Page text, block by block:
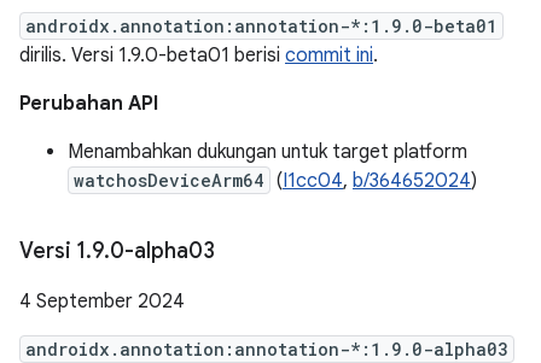
androidx.annotation:annotation-*:1.9.0-beta01
dirilis. Versi 1.9.0-beta01 berisi commit ini.
Perubahan API
Menambahkan dukungan untuk target platform
watchosDeviceArm64 (I1cc04, b/364652024)
Versi 1.9.0-alpha03
4 September 2024
androidx.annotation:annotation-*:1.9.0-alpha03